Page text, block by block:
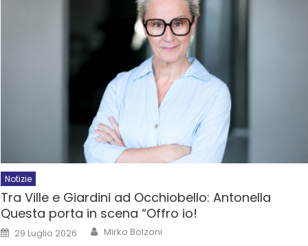
Notizie
Tra Ville e Giardini ad Occhiobello: Antonella
Questa porta in scena “Offro io!
29 Luglio 2026 Mirko Bolzoni